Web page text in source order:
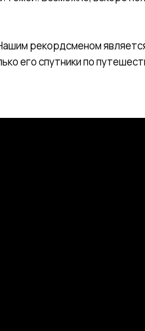
рекордсменом
его спутники по